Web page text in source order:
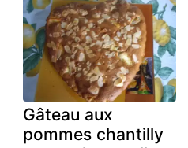
Gâteau aux
pommes chantilly